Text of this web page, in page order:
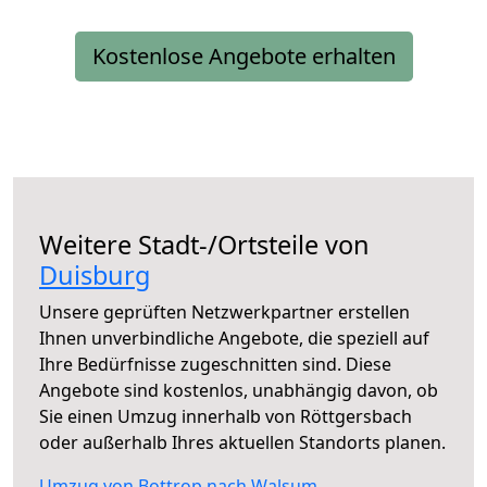
Kostenlose Angebote erhalten
Weitere Stadt-/Ortsteile von
Duisburg
Unsere geprüften Netzwerkpartner erstellen
Ihnen unverbindliche Angebote, die speziell auf
Ihre Bedürfnisse zugeschnitten sind. Diese
Angebote sind kostenlos, unabhängig davon, ob
Sie einen Umzug innerhalb von Röttgersbach
oder außerhalb Ihres aktuellen Standorts planen.